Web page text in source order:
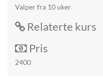
ONLINE
PENSJONAT
BOOKING
TANNPUSS
Valper fra 10 uker
Relaterte kurs
Pris
2400